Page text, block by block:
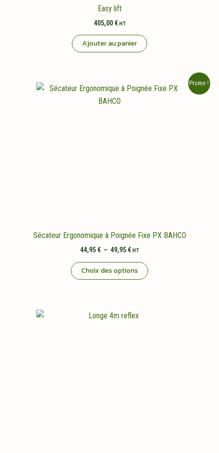
Easy lift
405,00 € HT
Ajouter au panier
Promo !
Sécateur Ergonomique à Poignée Fixe PX BAHCO
44,95 € – 49,95 €Plage
prix :
44,95 €
HT
Choix des options